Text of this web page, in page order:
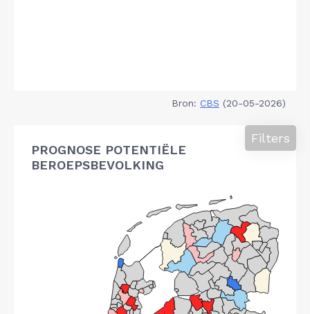
Bron: CBS (20-05-2026)
PROGNOSE POTENTIËLE
BEROEPSBEVOLKING
Filters